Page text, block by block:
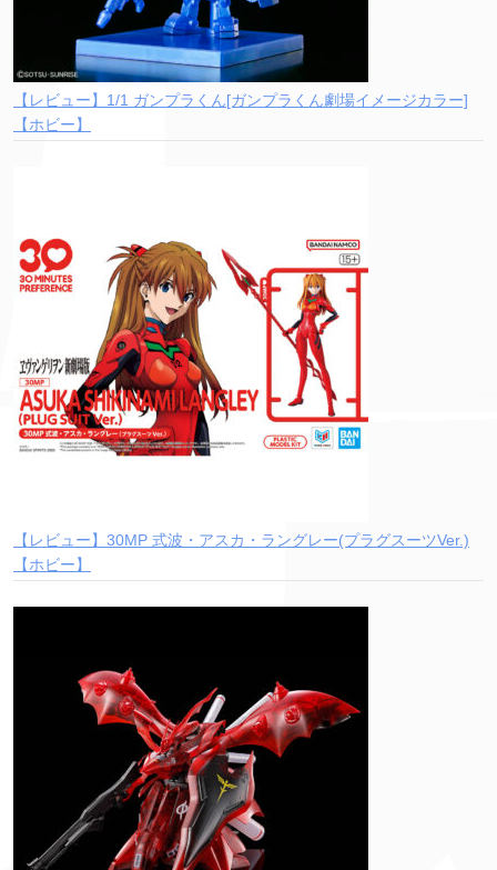
【レビュー】1/1 ガンプラくん[ガンプラくん劇場イメージカラー]
【ホビー】
【レビュー】30MP 式波・アスカ・ラングレー(プラグスーツVer.)
【ホビー】